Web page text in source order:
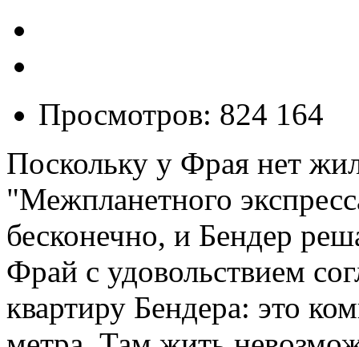
Просмотров: 824 164
Поскольку у Фрая нет
"Межпланетного
бесконечно, и Бендер
Фрай с удовольствием
квартиру Бендера: это